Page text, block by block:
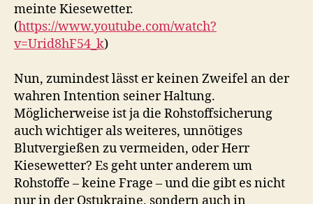
meinte Kiesewetter.
(https://www.youtube.com/watch?
v=Urid8hF54_k)
Nun, zumindest lässt er keinen Zweifel an der
wahren Intention seiner Haltung.
Möglicherweise ist ja die Rohstoffsicherung
auch wichtiger als weiteres, unnötiges
Blutvergießen zu vermeiden, oder Herr
Kiesewetter? Es geht unter anderem um
Rohstoffe – keine Frage – und die gibt es nicht
nur in der Ostukraine, sondern auch in